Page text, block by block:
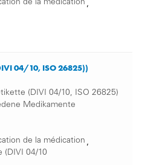
de la médication ,
04/10, ISO 26825))
(DIVI 04/10, ISO 26825)
Medikamente
de la médication ,
(DIVI 04/10